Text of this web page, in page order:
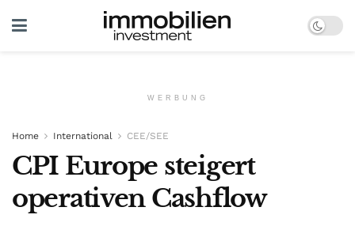
WERBUNG
Home International CEE/SEE
CPI Europe steigert
operativen Cashflow